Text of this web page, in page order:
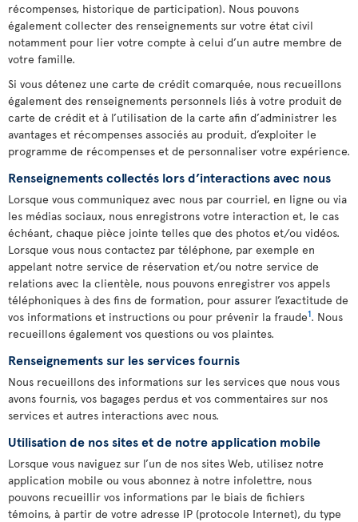
récompenses, historique de participation). Nous pouvons
également collecter des renseignements sur votre état civil
notamment pour lier votre compte à celui d’un autre membre de
votre famille.
Si vous détenez une carte de crédit comarquée, nous recueillons
également des renseignements personnels liés à votre produit de
carte de crédit et à l’utilisation de la carte afin d’administrer les
avantages et récompenses associés au produit, d’exploiter le
programme de récompenses et de personnaliser votre expérience.
Renseignements collectés lors d’interactions avec nous
Lorsque vous communiquez avec nous par courriel, en ligne ou via
les médias sociaux, nous enregistrons votre interaction et, le cas
échéant, chaque pièce jointe telles que des photos et/ou vidéos.
Lorsque vous nous contactez par téléphone, par exemple en
appelant notre service de réservation et/ou notre service de
relations avec la clientèle, nous pouvons enregistrer vos appels
téléphoniques à des fins de formation, pour assurer l’exactitude de
vos informations et instructions ou pour prévenir la fraude1. Nous
recueillons également vos questions ou vos plaintes.
Renseignements sur les services fournis
Nous recueillons des informations sur les services que nous vous
avons fournis, vos bagages perdus et vos commentaires sur nos
services et autres interactions avec nous.
Utilisation de nos sites et de notre application mobile
Lorsque vous naviguez sur l’un de nos sites Web, utilisez notre
application mobile ou vous abonnez à notre infolettre, nous
pouvons recueillir vos informations par le biais de fichiers
témoins, à partir de votre adresse IP (protocole Internet), du type